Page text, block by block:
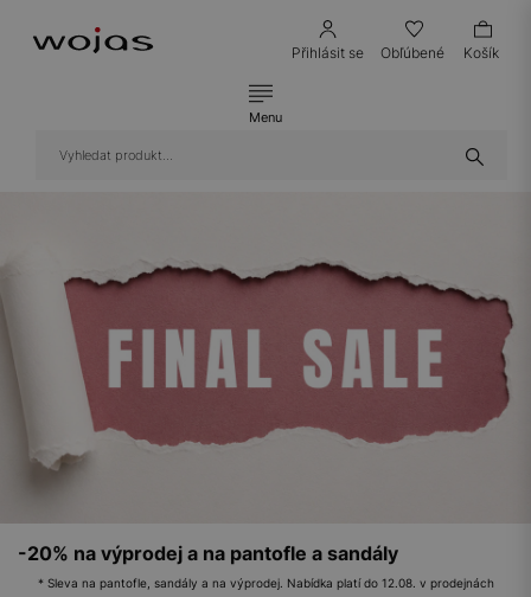
Přihlásit se Obľúbené Košík
Menu
-20% na výprodej a na pantofle a sandály
* Sleva na pantofle, sandály a na výprodej. Nabídka platí do 12.08. v prodejnách